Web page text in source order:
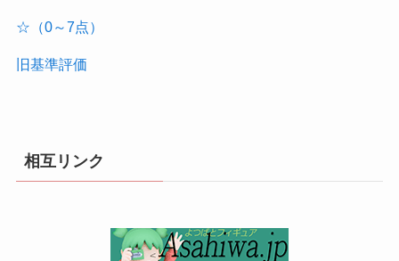
☆（0～7点）
旧基準評価
相互リンク